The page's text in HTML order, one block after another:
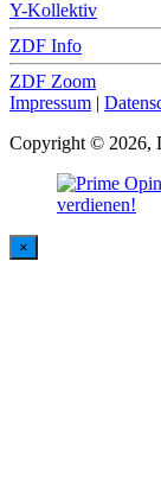
Y-Kollektiv
ZDF Info
ZDF Zoom
Impressum |
Copyright © 2026,
×